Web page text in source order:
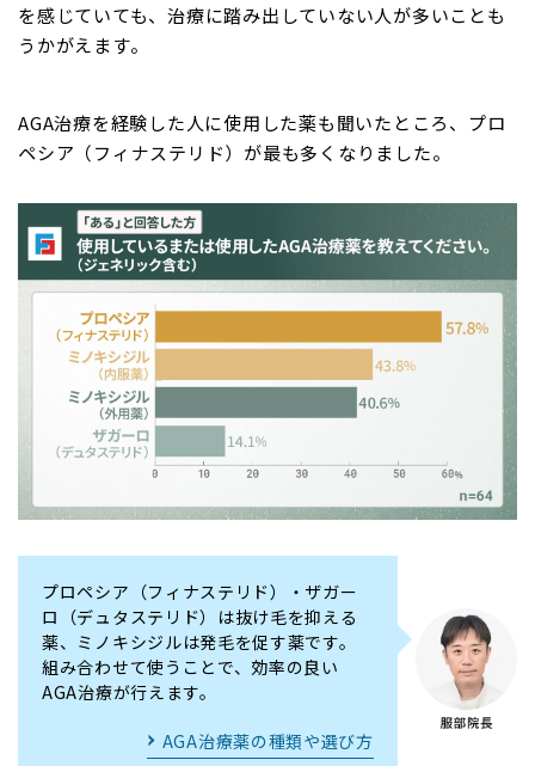
を感じていても、治療に踏み出していない人が多いことも
うかがえます。
AGA治療を経験した人に使用した薬も聞いたところ、プロ
ペシア（フィナステリド）が最も多くなりました。
プロペシア（フィナステリド）・ザガー
ロ（デュタステリド）は抜け毛を抑える
薬、ミノキシジルは発毛を促す薬です。
組み合わせて使うことで、効率の良い
AGA治療が行えます。
AGA治療薬の種類や選び方